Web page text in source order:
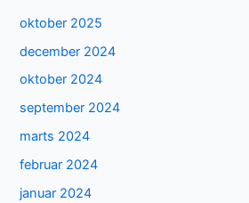
oktober 2025
december 2024
oktober 2024
september 2024
marts 2024
februar 2024
januar 2024